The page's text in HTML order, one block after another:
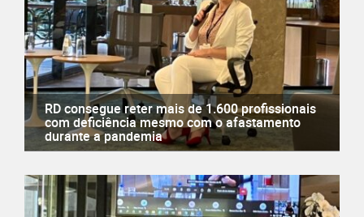
RD consegue reter mais de 1.600 profissionais
com deficiência mesmo com o afastamento
durante a pandemia